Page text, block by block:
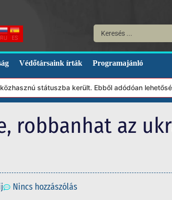
RU ES
Védőtársaink írták Programajánló
státuszba került. Ebből adódóan
robbanhat az
Nincs hozzászólás